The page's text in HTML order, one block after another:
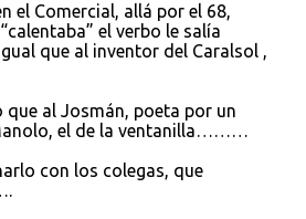
el Comercial, allá por el 68,
el verbo le salía
que al inventor del Caralsol ,
que al Josmán, poeta por un
el de la ventanilla………
con los colegas, que